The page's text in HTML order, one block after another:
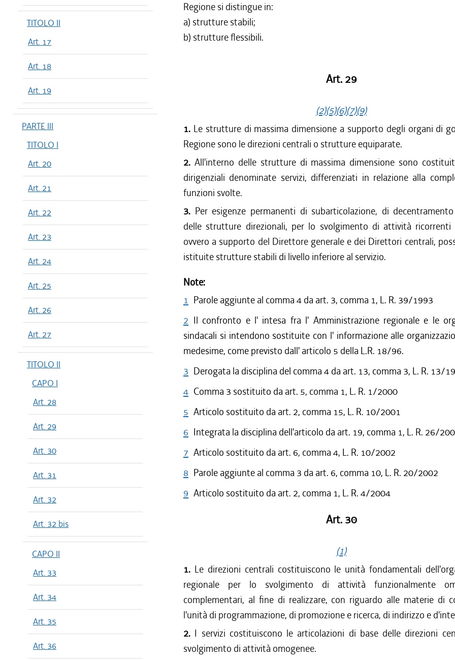
TITOLO II
Art. 17
Art. 18
Art. 19
PARTE III
TITOLO I
Art. 20
Art. 21
Art. 22
Art. 23
Art. 24
Art. 25
Art. 26
Art. 27
TITOLO II
CAPO I
Art. 28
Art. 29
Art. 30
Art. 31
Art. 32
Art. 32 bis
CAPO II
Art. 33
Art. 34
Art. 35
Art. 36
Regione si distingue in:
a) strutture stabili;
b) strutture flessibili.
Art. 29
(2)(5)(6)(7)(9)
1. Le strutture di massima dimensione a supporto degli organi di
Regione sono le direzioni centrali o strutture equiparate.
2. All'interno delle strutture di massima dimensione sono
dirigenziali denominate servizi, differenziati in relazione alla
funzioni svolte.
3. Per esigenze permanenti di subarticolazione, di
delle strutture direzionali, per lo svolgimento di attività
ovvero a supporto del Direttore generale e dei Direttori centrali,
istituite strutture stabili di livello inferiore al servizio.
Note:
1 Parole aggiunte al comma 4 da art. 3, comma 1, L. R. 39/1993
2 Il confronto e l' intesa fra l' Amministrazione regionale e le
sindacali si intendono sostituite con l' informazione alle
medesime, come previsto dall' articolo 5 della L.R. 18/96.
3 Derogata la disciplina del comma 4 da art. 13, comma 3, L. R. 13/
4 Comma 3 sostituito da art. 5, comma 1, L. R. 1/2000
5 Articolo sostituito da art. 2, comma 15, L. R. 10/2001
6 Integrata la disciplina dell'articolo da art. 19, comma 1, L. R. 26/
7 Articolo sostituito da art. 6, comma 4, L. R. 10/2002
8 Parole aggiunte al comma 3 da art. 6, comma 10, L. R. 20/2002
9 Articolo sostituito da art. 2, comma 1, L. R. 4/2004
Art. 30
(1)
1. Le direzioni centrali costituiscono le unità fondamentali
regionale per lo svolgimento di attività funzionalmente
complementari, al fine di realizzare, con riguardo alle materie di
l'unità di programmazione, di promozione e ricerca, di indirizzo e
2. I servizi costituiscono le articolazioni di base delle direzioni
svolgimento di attività omogenee.